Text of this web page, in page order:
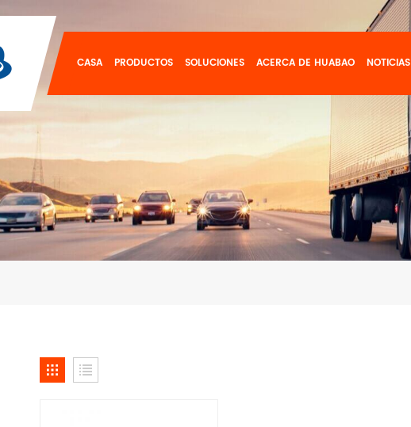
CASA PRODUCTOS SOLUCIONES ACERCA DE HUABAO NOTICIAS